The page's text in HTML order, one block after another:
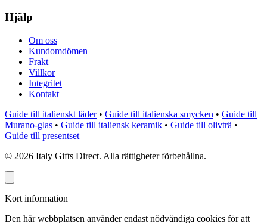
Hjälp
Om oss
Kundomdömen
Frakt
Villkor
Integritet
Kontakt
Guide till italienskt läder • Guide till italienska smycken • Guide till
Murano-glas • Guide till italiensk keramik • Guide till olivträ •
Guide till presentset
© 2026 Italy Gifts Direct. Alla rättigheter förbehållna.
Kort information
Den här webbplatsen använder endast nödvändiga cookies för att